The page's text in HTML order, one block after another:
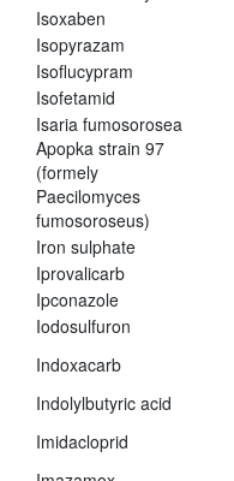
Isoxaben
Isopyrazam
Isoflucypram
Isofetamid
Isaria fumosorosea
Apopka strain 97
(formely
Paecilomyces
fumosoroseus)
Iron sulphate
Iprovalicarb
Ipconazole
Iodosulfuron
Indoxacarb
Indolylbutyric acid
Imidacloprid